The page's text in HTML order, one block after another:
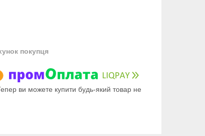
покупця
ви можете купити будь-який товар не